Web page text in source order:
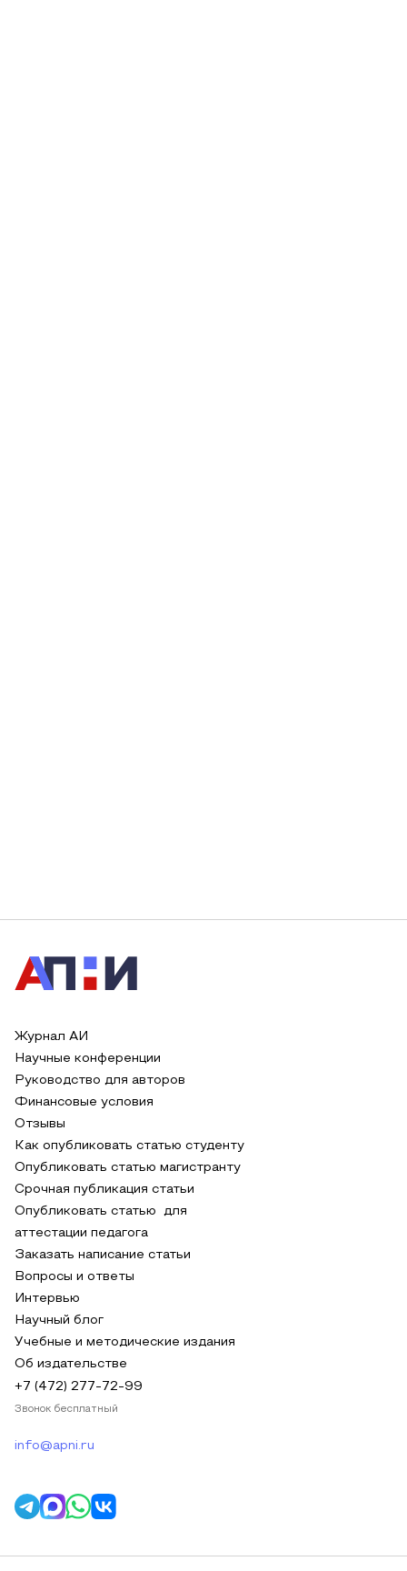
Журнал АИ
Научные конференции
Руководство для авторов
Финансовые условия
Отзывы
Как опубликовать статью студенту
Опубликовать статью магистранту
Срочная публикация статьи
Опубликовать статью для
аттестации педагога
Заказать написание статьи
Вопросы и ответы
Интервью
Научный блог
Учебные и методические издания
Об издательстве
+7 (472) 277-72-99
Звонок бесплатный
info@apni.ru